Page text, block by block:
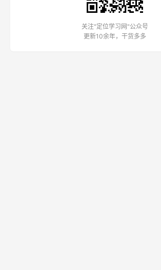
关注"定位学习网"公众号
更新10余年，干货多多